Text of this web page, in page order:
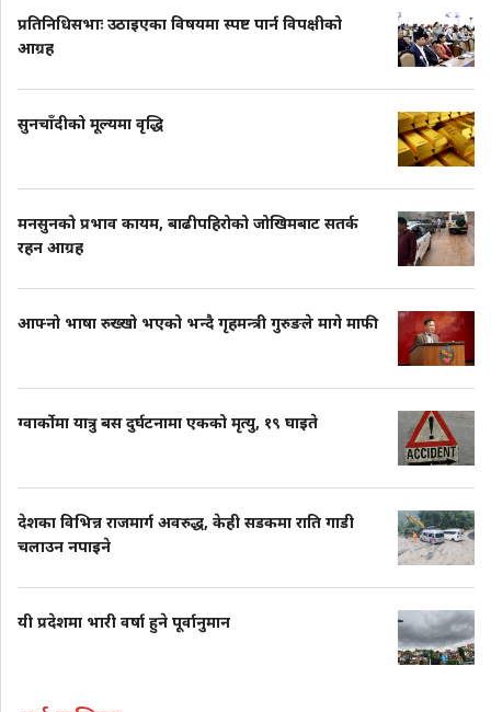
प्रतिनिधिसभाः उठाइएका विषयमा स्पष्ट पार्न विपक्षीको
आग्रह
सुनचाँदीको मूल्यमा वृद्धि
मनसुनको प्रभाव कायम, बाढीपहिरोको जोखिमबाट सतर्क
रहन आग्रह
आफ्नो भाषा रुख्खो भएको भन्दै गृहमन्त्री गुरुङले मागे माफी
ग्वार्कोमा यात्रु बस दुर्घटनामा एकको मृत्यु, १९ घाइते
देशका विभिन्न राजमार्ग अवरुद्ध, केही सडकमा राति गाडी
चलाउन नपाइने
यी प्रदेशमा भारी वर्षा हुने पूर्वानुमान